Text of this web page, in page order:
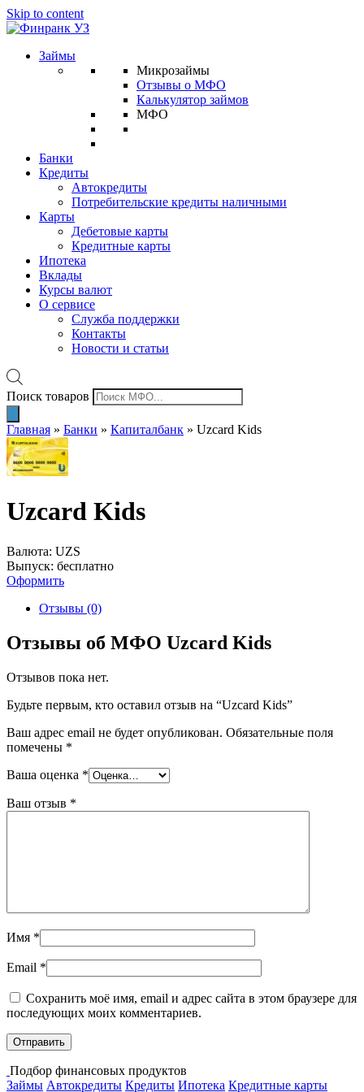
Skip to content
Займы
Микрозаймы
Отзывы о МФО
Калькулятор займов
МФО
Банки
Кредиты
Автокредиты
Потребительские кредиты наличными
Карты
Дебетовые карты
Кредитные карты
Ипотека
Вклады
Курсы валют
О сервисе
Служба поддержки
Контакты
Новости и статьи
Поиск товаров
Главная » Банки » Капиталбанк » Uzcard Kids
Uzcard Kids
Валюта: UZS
Выпуск: бесплатно
Оформить
Отзывы (0)
Отзывы об МФО Uzcard Kids
Отзывов пока нет.
Будьте первым, кто оставил отзыв на “Uzcard Kids”
Ваш адрес email не будет опубликован. Обязательные поля
помечены *
Ваша оценка *
Ваш отзыв *
Имя *
Email *
Сохранить моё имя, email и адрес сайта в этом браузере для
последующих моих комментариев.
Подбор финансовых продуктов
Займы Автокредиты Кредиты Ипотека Кредитные карты